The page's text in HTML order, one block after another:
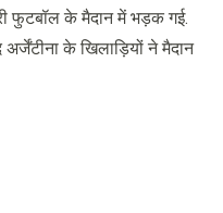
फुटबॉल के मैदान में भड़क गई.
के खिलाड़ियों ने मैदान